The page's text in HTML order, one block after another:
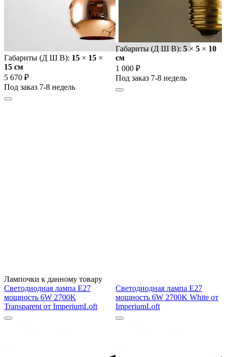
Габариты (Д Ш В): 15 × 15 ×
15 cм
5 670 ₽
Под заказ 7-8 недель
Габариты (Д Ш В): 5 × 5 × 10
cм
1 000 ₽
Под заказ 7-8 недель
Лампочки к данному товару
Светодиодная лампа E27
мощность 6W 2700K
Transparent от ImperiumLoft
Светодиодная лампа E27
мощность 6W 2700K White от
ImperiumLoft